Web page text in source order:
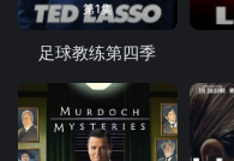
第1集
足球教练第四季